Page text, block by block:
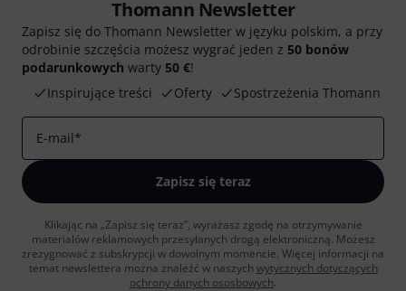
Thomann Newsletter
Zapisz się do Thomann Newsletter w języku polskim, a przy
odrobinie szczęścia możesz wygrać jeden z 50 bonów
podarunkowych warty 50 €!
Inspirujące treści
Oferty Spostrzeżenia Thomann
E-mail*
Zapisz się teraz
Klikając na „Zapisz się teraz”, wyrażasz zgodę na otrzymywanie
materialów reklamowych przesyłanych drogą elektroniczną. Możesz
zrezygnować z subskrypcji w dowolnym momencie. Więcej informacji na
temat newslettera można znaleźć w naszych wytycznych dotyczących
ochrony danych ososbowych.